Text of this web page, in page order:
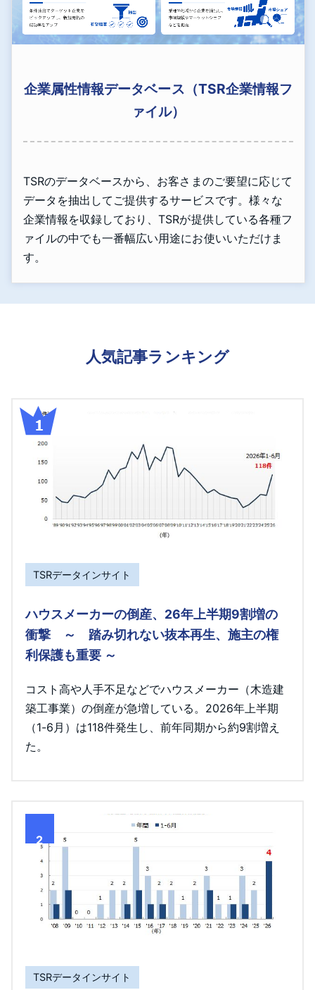
企業属性情報データベース（TSR企業情報フ
ァイル）
TSRのデータベースから、お客さまのご要望に応じて
データを抽出してご提供するサービスです。様々な
企業情報を収録しており、TSRが提供している各種フ
ァイルの中でも一番幅広い用途にお使いいただけま
す。
人気記事ランキング
TSRデータインサイト
ハウスメーカーの倒産、26年上半期9割増の
衝撃 ～ 踏み切れない抜本再生、施主の権
利保護も重要 ～
コスト高や人手不足などでハウスメーカー（木造建
築工事業）の倒産が急増している。2026年上半期
（1-6月）は118件発生し、前年同期から約9割増え
た。
2
TSRデータインサイト